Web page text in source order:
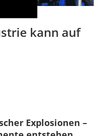
kann auf
Explosionen –